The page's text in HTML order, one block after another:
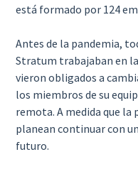
está formado por 124
Antes de la pandemia,
Stratum trabajaban en
vieron obligados a
los miembros de su
remota. A medida que la
planean continuar con
futuro.